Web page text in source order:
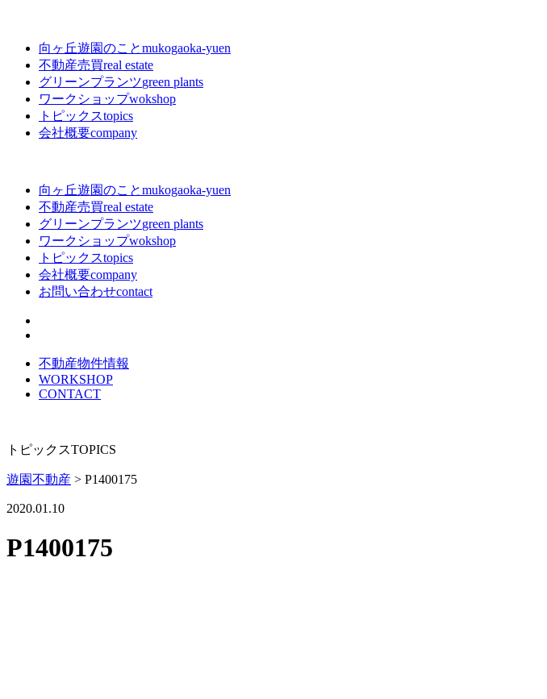
向ヶ丘遊園のことmukogaoka-yuen
不動産売買real estate
グリーンプランツgreen plants
ワークショップwokshop
トピックスtopics
会社概要company
向ヶ丘遊園のことmukogaoka-yuen
不動産売買real estate
グリーンプランツgreen plants
ワークショップwokshop
トピックスtopics
会社概要company
お問い合わせcontact
不動産物件情報
WORKSHOP
CONTACT
トピックスTOPICS
遊園不動産 > P1400175
2020.01.10
P1400175